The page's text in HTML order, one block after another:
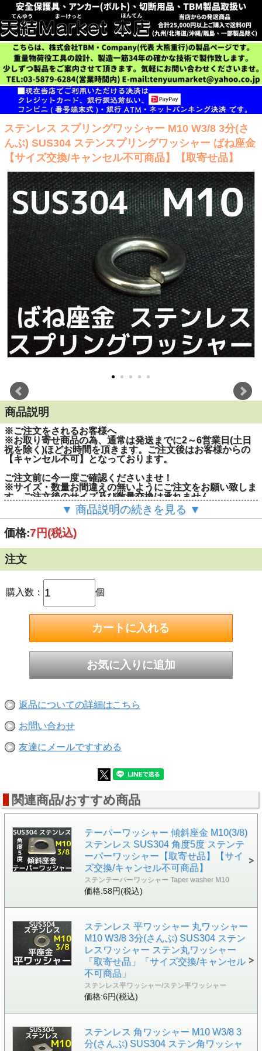
ステンレス スプリングワッシャー M10 W3/8 3分(さ
んぶ) SUS304 ステンスプリングワッシャー ばね座金
【サイズ交換/キャンセル不可商品】【取寄せ品】
商品説明
※ご注文をされるお客様へ
※お取り寄せ商品の為、通常は発送までに2～6営業日(土日
祝を除く)ほどお時間を頂きます。ご注文後はお客様からの
【キャンセル不可】となっております。
ご注文前に今一度ご確認くださいませ！
※サイズ・数量お間違えの無いようにご注文をお願い致しま
す。ご注文後のサイズ及び数量交換は承れません。
■スプリングワッシャーを入れる目的は「緩み止め」と緩ん
だ時の「脱落防止」です。スプリングワッシャーを入れる事
により、ねじの頭やナットと部材の両方に食い込む事によっ
■スプリングワッシャーを組んだねじが緩んでも、スプリン
グワッシャーの反発力によって押し付けられ摩擦力が増し、
ねじやナットが外れにくくなるのが脱落防止効果です。
■呼び径:M10
サイズ
内径(d):約10mm
外径(D):約18mm
■ステンレスについて
磁性：無
熱処理により：硬化せず
炭素含有量が少なく、加工性・溶接性・耐蝕性が 良好で最
も広く用いられています。建築金物、自動車車輌工業、化学
工業、原子力工業
▼ 商品説明の続きを見る ▼
価格:7円(税込)
注文
購入数： 個
返品についての詳細はこちら
お問い合わせ
友達にメールですすめる
関連商品/おすすめ商品
テーパーワッシャー 傾斜座金 M10(3/8)
ステンレス SUS304 角度5度 ステンテ
ーパーワッシャー【取寄せ品】【サイ
ズ交換/キャンセル不可商品】
ステンテーパーワッシャー Taper washer M10
価格:58円(税込)
ステンレス 平ワッシャー 丸ワッシャー
M10 W3/8 3分(さんぶ) SUS304 ステン
レスワッシャー ステン丸ワッシャー
「取寄せ品」「サイズ交換/キャンセル
不可商品」
ステンレス平ワッシャー/ステン平ワッシャー
価格:6円(税込)
ステンレス 角ワッシャー M10 W3/8 3
分(さんぶ) SUS304 ステン角ワッシャ